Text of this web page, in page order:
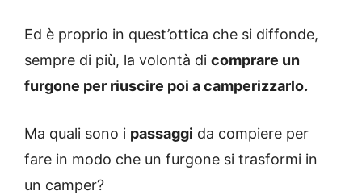
Ed è proprio in quest’ottica che si diffonde,
sempre di più, la volontà di comprare un
furgone per riuscire poi a camperizzarlo.
Ma quali sono i passaggi da compiere per
fare in modo che un furgone si trasformi in
un camper?